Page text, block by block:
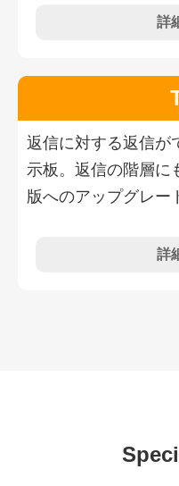
詳
返信に対する返信が
示板。返信の階層に
版へのアップグレー
詳